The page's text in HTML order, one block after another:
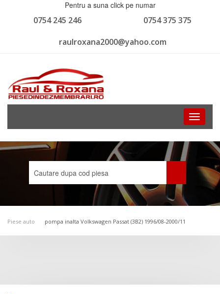
Pentru a suna click pe numar
0754 375 375
0754 245 246
raulroxana2000@yahoo.com
Toggle
Piese auto pompa inalta Volkswagen Passat (3B2) 1996/08-2000/11